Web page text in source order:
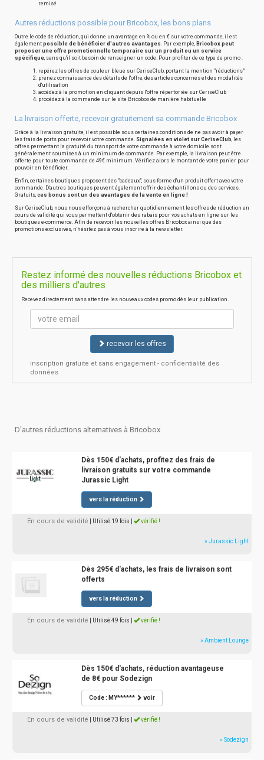
remisé
Autres réductions possible pour Bricobox, les bons plans
Outre le code de réduction, qui donne un avantage en % ou en € sur votre commande, il est
également possible de bénéficier d'autres avantages. Par exemple, Bricobox peut
proposer une offre promotionnelle temporaire sur un produit ou un service
spécifique, sans qu'il soit besoin de renseigner un code. Pour profiter de ce type de promo :
repérez les offres de couleur bleue sur CeriseClub, portant la mention "réductions"
prenez connaissance des détails de l'offre, des articles concernés et des modalités
d'utilisation
accédez à la promotion en cliquant depuis l'offre répertoriée sur CeriseClub
procédez à la commande sur le site Bricobox de manière habituelle
La livraison offerte, recevoir gratuitement sa commande Bricobox
Grâce à la livraison gratuite, il est possible sous certaines conditions de ne pas avoir à payer
les frais de ports pour recevoir votre commande. Signalées en violet sur CeriseClub, les
offres permettant la gratuité du transport de votre commande à votre domicile sont
généralement soumises à un minimum de commande. Par exemple, la livraison peut être
offerte pour toute commande de 49€ minimum. Vérifiez alors le montant de votre panier pour
pouvoir en bénéficier.
Enfin, certaines boutiques proposent des "cadeaux", sous forme d'un produit offert avec votre
commande. D'autres boutiques peuvent également offrir des échantillons ou des services.
Gratuits, ces bonus sont un des avantages de la vente en ligne !
Sur CeriseClub, nous nous efforçons à rechercher quotidiennement les offres de réduction en
cours de validité qui vous permettent d'obtenir des rabais pour vos achats en ligne sur les
boutiques e-commerce. Afin de recevoir les nouvelles offres Bricobox ainsi que des
promotions exclusives, n'hésitez pas à vous inscrire à la newsletter.
Restez informé des nouvelles réductions Bricobox et
des milliers d'autres
Recevez directement sans attendre les nouveaux codes promo dès leur publication.
recevoir les offres
inscription gratuite et sans engagement - confidentialité des
données
D'autres réductions alternatives à Bricobox
Dès 150€ d'achats, profitez des frais de
livraison gratuits sur votre commande
Jurassic Light
vers la réduction
En cours de validité | Utilisé 19 fois vérifié !
» Jurassic Light
Dès 295€ d'achats, les frais de livraison sont
offerts
vers la réduction
En cours de validité | Utilisé 49 fois vérifié !
» Ambient Lounge
Dès 150€ d'achats, réduction avantageuse
de 8€ pour Sodezign
Code : MY****** voir
En cours de validité | Utilisé 73 fois vérifié !
» Sodezign